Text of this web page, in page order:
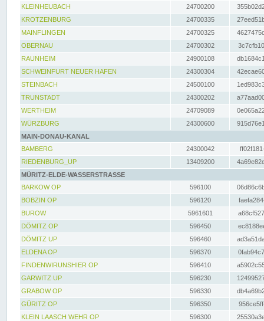
KLEINHEUBACH 24700200
KROTZENBURG
24700335
MAINFLINGEN
24700325
OBERNAU
24700302
RAUNHEIM
24900108
SCHWEINFURT NEUER HAFEN
24300304
STEINBACH
24500100
TRUNSTADT
24300202
WERTHEIM
24709089
WÜRZBURG
24300600
MAIN-DONAU-KANAL
BAMBERG
24300042
RIEDENBURG_UP
13409200
MÜRITZ-ELDE-WASSERSTRASSE
BARKOW OP
596100
BOBZIN OP
596120
BUROW
5961601
DÖMITZ OP
596450
DÖMITZ UP
596460
ELDENA OP
596370
FINDENWIRUNSHIER OP
596410
GARWITZ UP
596230
GRABOW OP
596330
GÜRITZ OP
596350
KLEIN LAASCH WEHR OP
596300